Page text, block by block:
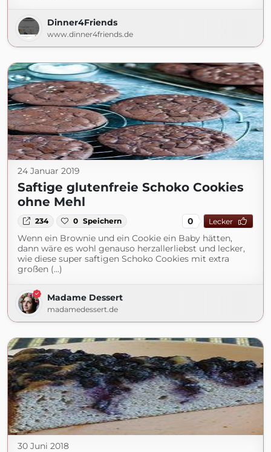
Dinner4Friends
www.dinner4friends.de
24 Januar 2019
Saftige glutenfreie Schoko Cookies
ohne Mehl
234 0 Speichern 0 Lecker
Wenn ein Brownie und ein Cookie ein Baby hätten,
dann wäre es wohl genauso herzallerliebst und lecker,
wie diese super saftigen Schoko Cookies mit extra
großen (...)
Madame Dessert
madamedessert.de
30 Juni 2018